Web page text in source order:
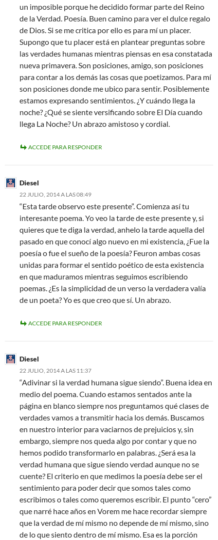
un imposible porque he decidido formar parte del Reino
de la Verdad. Poesía. Buen camino para ver el dulce regalo
de Dios. Si se me critica por ello es para mí un placer.
Supongo que tu placer está en plantear preguntas sobre
las verdades humanas mientras piensas en esa constatada
nueva primavera. Son posiciones, amigo, son posiciones
para contar a los demás las cosas que poetizamos. Para mí
son posiciones donde me ubico para sentir. Posiblemente
estamos expresando sentimientos. ¿Y cuándo llega la
noche? ¿Qué se siente versificando sobre El Día cuando
llega La Noche? Un abrazo amistoso y cordial.
ACCEDE PARA RESPONDER
Diesel
22 JULIO, 2014 A LAS 08:49
“Esta tarde observo este presente”. Comienza así tu
interesante poema. Yo veo la tarde de este presente y, si
quieres que te diga la verdad, anhelo la tarde aquella del
pasado en que conocí algo nuevo en mi existencia, ¿Fue la
poesía o fue el sueño de la poesía? Feuron ambas cosas
unidas para formar el sentido poético de esta existencia
en que maduramos mientras seguimos escribiendo
poemas. ¿Es la simplicidad de un verso la verdadera valía
de un poeta? Yo es que creo que sí. Un abrazo.
ACCEDE PARA RESPONDER
Diesel
22 JULIO, 2014 A LAS 11:37
“Adivinar si la verdad humana sigue siendo”. Buena idea en
medio del poema. Cuando estamos sentados ante la
página en blanco siempre nos preguntamos qué clases de
verdades vamos a transmitir hacia los demás. Buscamos
en nuestro interior para vaciarnos de prejuicios y, sin
embargo, siempre nos queda algo por contar y que no
hemos podido transformarlo en palabras. ¿Será esa la
verdad humana que sigue siendo verdad aunque no se
cuente? El criterio en que medimos la poesía debe ser el
sentimiento para poder decir que somos tales como
escribimos o tales como queremos escribir. El punto “cero”
que narré hace años en Vorem me hace recordar siempre
que la verdad de mí mismo no depende de mí mismo, sino
de lo que siento dentro de mí mismo. Esa es la porción